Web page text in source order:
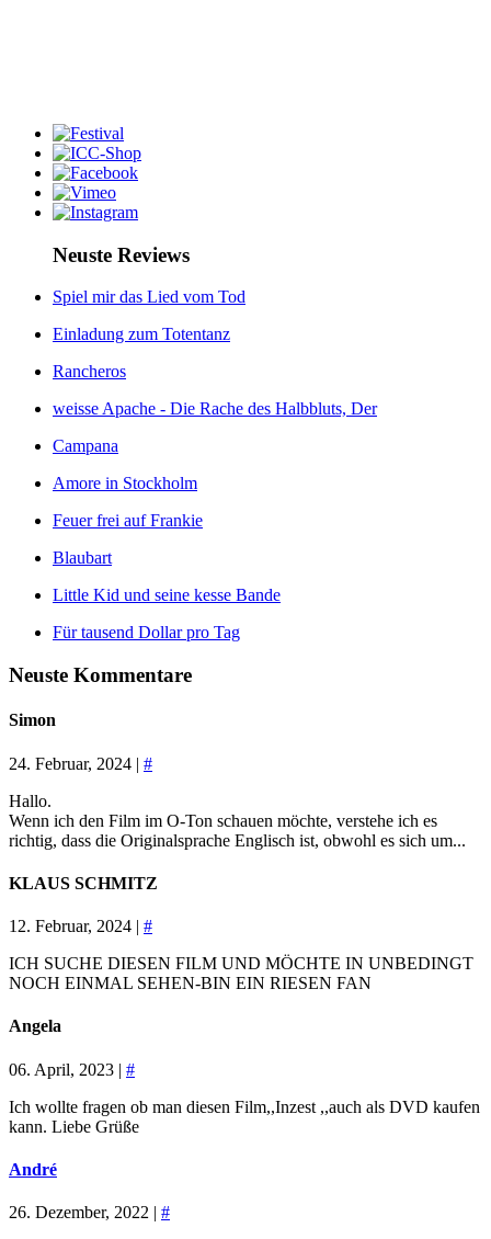
Neuste Reviews
Spiel mir das Lied vom Tod
Einladung zum Totentanz
Rancheros
weisse Apache - Die Rache des Halbbluts, Der
Campana
Amore in Stockholm
Feuer frei auf Frankie
Blaubart
Little Kid und seine kesse Bande
Für tausend Dollar pro Tag
Neuste Kommentare
Simon
24. Februar, 2024 | #
Hallo.
Wenn ich den Film im O-Ton schauen möchte, verstehe ich es
richtig, dass die Originalsprache Englisch ist, obwohl es sich um...
KLAUS SCHMITZ
12. Februar, 2024 | #
ICH SUCHE DIESEN FILM UND MÖCHTE IN UNBEDINGT
NOCH EINMAL SEHEN-BIN EIN RIESEN FAN
Angela
06. April, 2023 | #
Ich wollte fragen ob man diesen Film,,Inzest ,,auch als DVD kaufen
kann. Liebe Grüße
André
26. Dezember, 2022 | #